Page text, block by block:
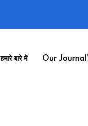
हमारे बारे में Our